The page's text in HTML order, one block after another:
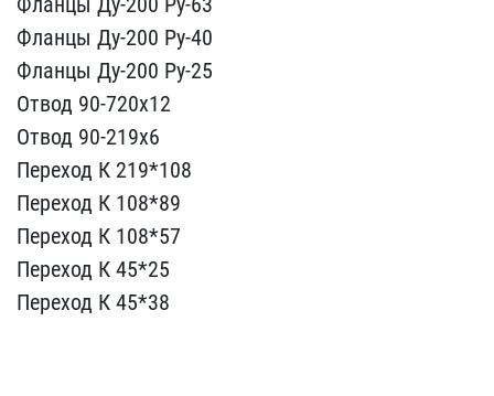
Фл​анцы Ду-200 Ру-40
Фланцы​ Ду-200 Ру-25
Отвод 90-7​20х12
Отвод 90-219х6
Пер​еход К 219*108
Переход К​ 108*89
Переход К 108*57​
Переход К 45*25
Переход​ К 45*38